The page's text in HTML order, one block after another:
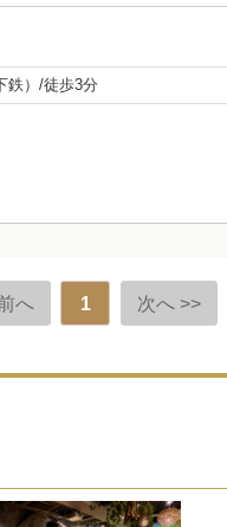
鉄）/徒歩3分
へ 1 次へ >>